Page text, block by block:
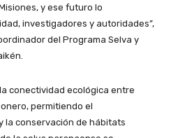
y ese futuro lo
investigadores y autoridades”,
del Programa Selva y
conectividad ecológica entre
permitiendo el
la conservación de hábitats